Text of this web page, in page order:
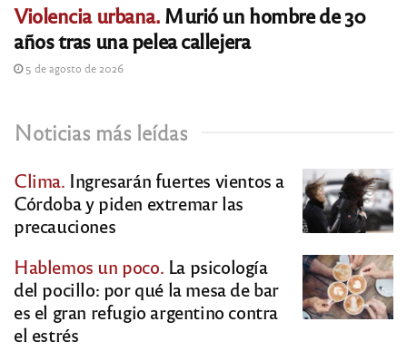
Violencia urbana.Murió un hombre de 30
años tras una pelea callejera
5 de agosto de 2026
Noticias más leídas
Clima. Ingresarán fuertes vientos a
Córdoba y piden extremar las
precauciones
Hablemos un poco. La psicología
del pocillo: por qué la mesa de bar
es el gran refugio argentino contra
el estrés